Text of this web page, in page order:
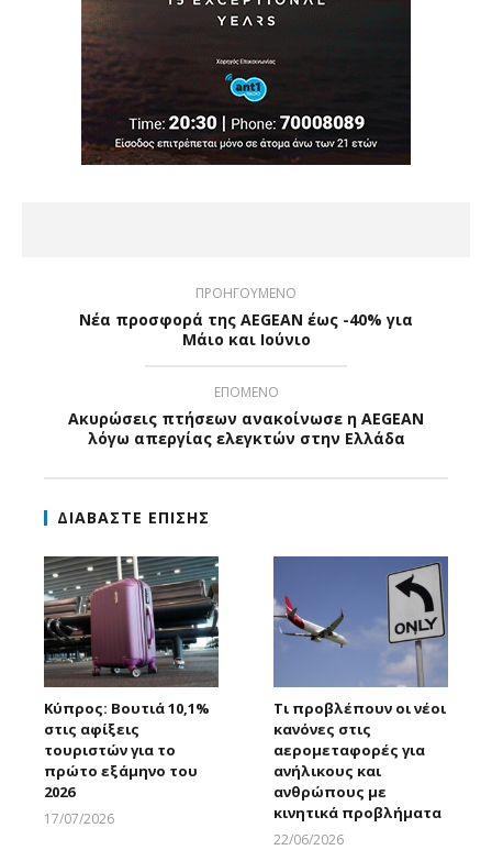
ΠΡΟΗΓΟΥΜΕΝΟ
Νέα προσφορά της AEGEAN έως -40% για
Μάιο και Ιούνιο
ΕΠΟΜΕΝΟ
Ακυρώσεις πτήσεων ανακοίνωσε η AEGEAN
λόγω απεργίας ελεγκτών στην Ελλάδα
ΔΙΑΒΑΣΤΕ ΕΠΙΣΗΣ
Κύπρος: Βουτιά 10,1%
στις αφίξεις
τουριστών για το
πρώτο εξάμηνο του
2026
17/07/2026
Τι προβλέπουν οι νέοι
κανόνες στις
αερομεταφορές για
ανήλικους και
ανθρώπους με
κινητικά προβλήματα
22/06/2026